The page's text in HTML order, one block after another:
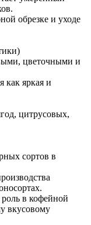
обрезке и уходе
цветочными и
как яркая и
цитрусовых,
сортов в
в кофейной
вкусовому